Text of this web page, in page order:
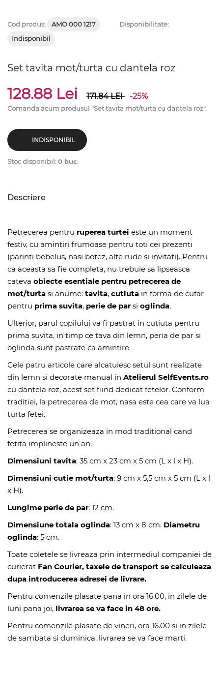
Cod produs: AMO 000 1217
Disponibilitate:
Indisponibil
Set tavita mot/turta cu dantela roz
128.88 Lei 171.84LEI -25%
Comanda acum produsul "Set tavita mot/turta cu dantela roz".
INDISPONIBIL
Stoc disponibil:0 buc.
Descriere
Petrecerea pentru ruperea turtei este un moment
festiv, cu amintiri frumoase pentru toti cei prezenti
(parinti bebelus, nasi botez, alte rude si invitati). Pentru
ca aceasta sa fie completa, nu trebuie sa lipseasca
cateva obiecte esentiale pentru petrecerea de
mot/turta si anume: tavita, cutiuta in forma de cufar
pentru prima suvita, perie de par si oglinda.
Ulterior, parul copilului va fi pastrat in cutiuta pentru
prima suvita, in timp ce tava din lemn, peria de par si
oglinda sunt pastrate ca amintire.
Cele patru articole care alcatuiesc setul sunt realizate
din lemn si decorate manual in Atelierul SelfEvents.ro
cu dantela roz, acest set fiind dedicat fetelor. Conform
traditiei, la petrecerea de mot, nasa este cea care va lua
turta fetei.
Petrecerea se organizeaza in mod traditional cand
fetita implineste un an.
Dimensiuni tavita: 35 cm x 23 cm x 5 cm (L x l x H).
Dimensiuni cutie mot/turta: 9 cm x 5,5 cm x 5 cm (L x l
x H).
Lungime perie de par: 12 cm.
Dimensiune totala oglinda: 13 cm x 8 cm. Diametru
oglinda: 5 cm.
Toate coletele se livreaza prin intermediul companiei de
curierat Fan Courier, taxele de transport se calculeaza
dupa introducerea adresei de livrare.
Pentru comenzile plasate pana in ora 16.00, in zilele de
luni pana joi, livrarea se va face in 48 ore.
Pentru comenzile plasate de vineri, ora 16.00 si in zilele
de sambata si duminica, livrarea se va face marti.